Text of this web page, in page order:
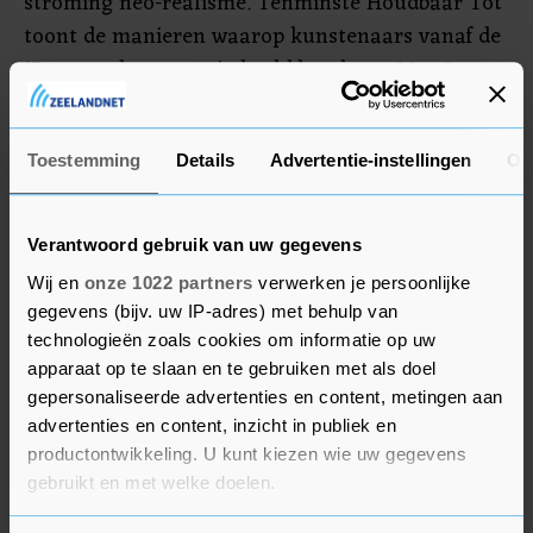
Toestemming Details Advertentie-instellingen
Verantwoord gebruik van uw gegevens
Wij en onze 1022 partners verwerken je persoonlijke
gegevens (bijv. uw IP-adres) met behulp van
technologieën zoals cookies om informatie op uw
apparaat op te slaan en te gebruiken met als doel
gepersonaliseerde advertenties en content, metingen aan
advertenties en content, inzicht in publiek en
productontwikkeling. U kunt kiezen wie uw gegevens
gebruikt en met welke doelen.
toont de manieren waarop kunstenaars vanaf de
17e eeuw de natuur in beeld brachten. Met Open
wil Museum Arnhem volgens eigen zeggen een
impuls geven aan de laagdrempelige educatieve
traditie die door de vroegere directeur Pierre
Janssen (1926-2007) werd ingezet.
Pierre Janssen
Het nieuwe museumcafé is vernoemd naar
Janssen, de markante figuur die een halve eeuw
geleden via tv veel mensen vaak voor het eerst in
contact bracht met kunst en die het museum een
belangrijke uitbreiding van de collectie bezorgde.
Het oorspronkelijke museumgebouw werd in de